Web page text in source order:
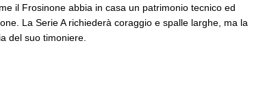
il Frosinone abbia in casa un patrimonio tecnico ed
La Serie A richiederà coraggio e spalle larghe, ma la
del suo timoniere.